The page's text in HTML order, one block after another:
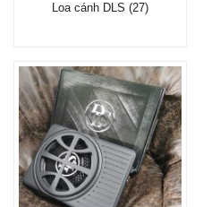
Loa cánh DLS (27)